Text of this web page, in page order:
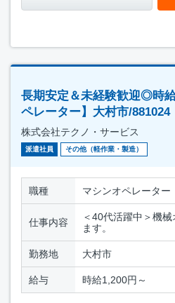
長期安定＆未経験歓迎◎時
ペレーター】大村市/881024
株式会社テクノ・サービス
派遣社員 その他（軽作業・製造）
職種 マシンオペレーター
仕事内容
＜40代活躍中＞機
ます。
勤務地 大村市
給与 時給1,200円～